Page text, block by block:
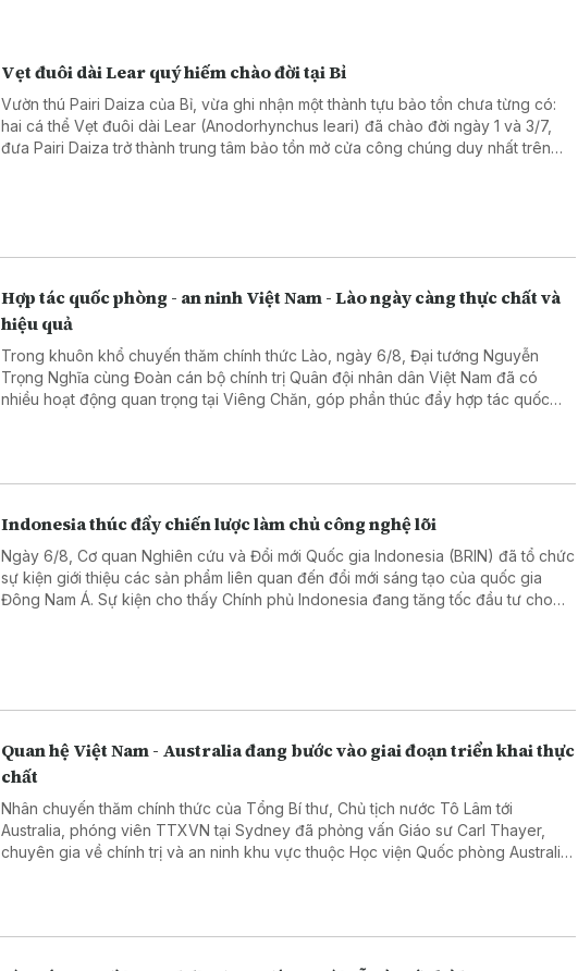
Vẹt đuôi dài Lear quý hiếm chào đời tại Bỉ
Vườn thú Pairi Daiza của Bỉ, vừa ghi nhận một thành tựu bảo tồn chưa từng có:
hai cá thể Vẹt đuôi dài Lear (Anodorhynchus leari) đã chào đời ngày 1 và 3/7,
đưa Pairi Daiza trở thành trung tâm bảo tồn mở cửa công chúng duy nhất trên
Hợp tác quốc phòng - an ninh Việt Nam - Lào ngày càng thực chất và
hiệu quả
Trong khuôn khổ chuyến thăm chính thức Lào, ngày 6/8, Đại tướng Nguyễn
Trọng Nghĩa cùng Đoàn cán bộ chính trị Quân đội nhân dân Việt Nam đã có
nhiều hoạt động quan trọng tại Viêng Chăn, góp phần thúc đẩy hợp tác quốc
Indonesia thúc đẩy chiến lược làm chủ công nghệ lõi
Ngày 6/8, Cơ quan Nghiên cứu và Đổi mới Quốc gia Indonesia (BRIN) đã tổ chức
sự kiện giới thiệu các sản phẩm liên quan đến đổi mới sáng tạo của quốc gia
Đông Nam Á. Sự kiện cho thấy Chính phủ Indonesia đang tăng tốc đầu tư cho
Quan hệ Việt Nam - Australia đang bước vào giai đoạn triển khai thực
chất
Nhân chuyến thăm chính thức của Tổng Bí thư, Chủ tịch nước Tô Lâm tới
Australia, phóng viên TTXVN tại Sydney đã phỏng vấn Giáo sư Carl Thayer,
chuyên gia về chính trị và an ninh khu vực thuộc Học viện Quốc phòng Australia,